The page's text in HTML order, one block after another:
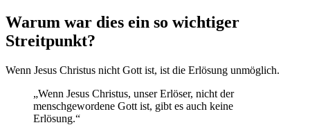
Warum war dies ein so wichtiger
Streitpunkt?
Wenn Jesus Christus nicht Gott ist, ist die Erlösung unmöglich.
„Wenn Jesus Christus, unser Erlöser, nicht der
menschgewordene Gott ist, gibt es auch keine
Erlösung.“